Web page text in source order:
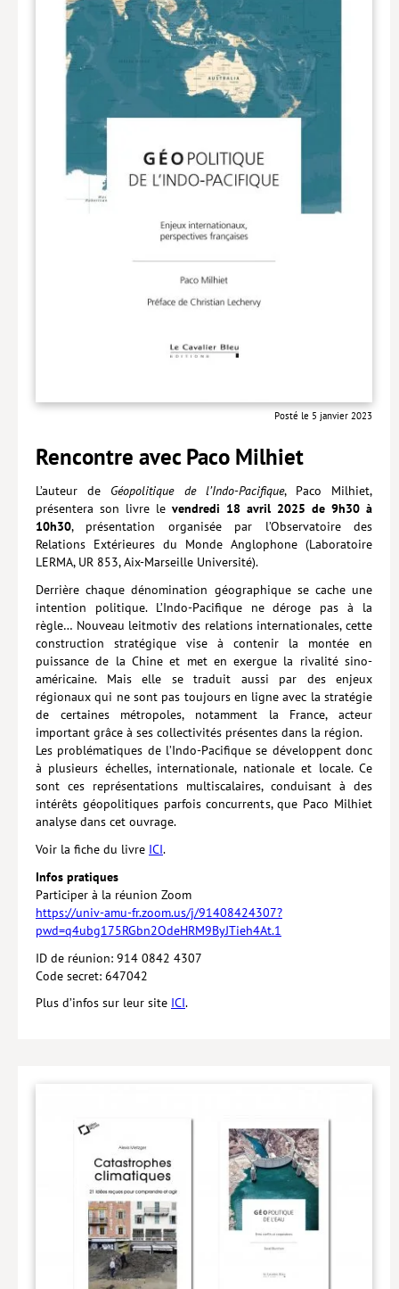
Posté le 5 janvier 2023
Rencontre avec Paco Milhiet
L’auteur de Géopolitique de l’Indo-Pacifique, Paco Milhiet,
présentera son livre le vendredi 18 avril 2025 de 9h30 à
10h30, présentation organisée par l’Observatoire des
Relations Extérieures du Monde Anglophone (Laboratoire
LERMA, UR 853, Aix-Marseille Université).
Derrière chaque dénomination géographique se cache une
intention politique. L’Indo-Pacifique ne déroge pas à la
règle… Nouveau leitmotiv des relations internationales, cette
construction stratégique vise à contenir la montée en
puissance de la Chine et met en exergue la rivalité sino-
américaine. Mais elle se traduit aussi par des enjeux
régionaux qui ne sont pas toujours en ligne avec la stratégie
de certaines métropoles, notamment la France, acteur
important grâce à ses collectivités présentes dans la région.
Les problématiques de l’Indo-Pacifique se développent donc
à plusieurs échelles, internationale, nationale et locale. Ce
sont ces représentations multiscalaires, conduisant à des
intérêts géo­politiques parfois concurrents, que Paco Milhiet
analyse dans cet ouvrage.
Voir la fiche du livre ICI.
Infos pratiques
Participer à la réunion Zoom
https://univ-amu-fr.zoom.us/j/91408424307?
pwd=q4ubg175RGbn2OdeHRM9ByJTieh4At.1
ID de réunion: 914 0842 4307
Code secret: 647042
Plus d’infos sur leur site ICI.